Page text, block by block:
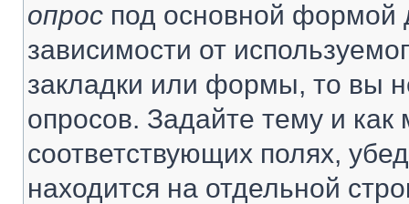
опрос под основной формой
зависимости от
закладки или формы, то вы
опросов. Задайте тему и
соответствующих полях,
находится на отдельной